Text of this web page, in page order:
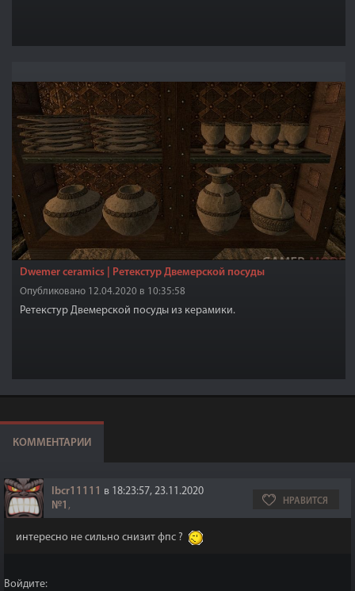
Dwemer ceramics | Ретекстур Двемерской посуды
Опубликовано 12.04.2020 в 10:35:58
Ретекстур Двемерской посуды из керамики.
КОММЕНТАРИИ
lbcr11111 в 18:23:57, 23.11.2020
№1 , НРАВИТСЯ
интересно не сильно снизит фпс ?
Войдите: